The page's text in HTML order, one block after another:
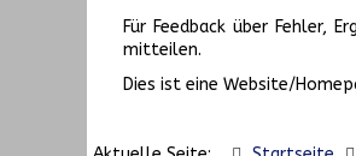
Für Feedback über Fehler,
mitteilen.
Dies ist eine Website/